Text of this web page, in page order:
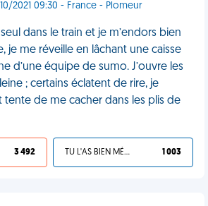
2021 09:30 - France - Plomeur
dans le train et je m’endors bien
je me réveille en lâchant une caisse
d’une équipe de sumo. J’ouvre les
; certains éclatent de rire, je
tente de me cacher dans les plis de
3 492 TU L'AS BIEN MÉRITÉ 1 003